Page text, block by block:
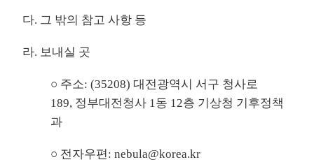
다. 그 밖의 참고 사항 등
라. 보내실 곳
○ 주소: (35208) 대전광역시 서구 청사로
189, 정부대전청사 1동 12층 기상청 기후정책
과
○ 전자우편: nebula@korea.kr